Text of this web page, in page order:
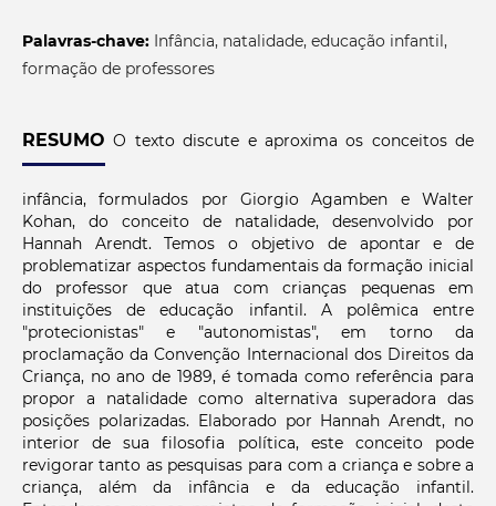
Palavras-chave: Infância, natalidade, educação infantil,
formação de professores
RESUMO O texto discute e aproxima os conceitos de
infância, formulados por Giorgio Agamben e Walter
Kohan, do conceito de natalidade, desenvolvido por
Hannah Arendt. Temos o objetivo de apontar e de
problematizar aspectos fundamentais da formação inicial
do professor que atua com crianças pequenas em
instituições de educação infantil. A polêmica entre
"protecionistas" e "autonomistas", em torno da
proclamação da Convenção Internacional dos Direitos da
Criança, no ano de 1989, é tomada como referência para
propor a natalidade como alternativa superadora das
posições polarizadas. Elaborado por Hannah Arendt, no
interior de sua filosofia política, este conceito pode
revigorar tanto as pesquisas para com a criança e sobre a
criança, além da infância e da educação infantil.